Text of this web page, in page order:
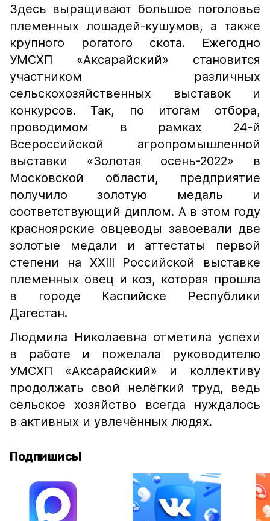
Здесь выращивают большое поголовье
племенных лошадей-кушумов, а также
крупного рогатого скота. Ежегодно
УМСХП «Аксарайский» становится
участником различных
сельскохозяйственных выставок и
конкурсов. Так, по итогам отбора,
проводимом в рамках 24-й
Всероссийской агропромышленной
выставки «Золотая осень-2022» в
Московской области, предприятие
получило золотую медаль и
соответствующий диплом. А в этом году
красноярские овцеводы завоевали две
золотые медали и аттестаты первой
степени на XXIII Российской выставке
племенных овец и коз, которая прошла
в городе Каспийске Республики
Дагестан.
Людмила Николаевна отметила успехи
в работе и пожелала руководителю
УМСХП «Аксарайский» и коллективу
продолжать свой нелёгкий труд, ведь
сельское хозяйство всегда нуждалось
в активных и увлечённых людях.
Подпишись!